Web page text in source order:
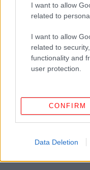
I want to allow
related to
I want to allow
related to
functionality and
user protection.
CONFIRM
Data Deletion
παρών και
αναπάντητη από
προεδρίας του
ανακοινώσει την
Ο άλλοτε στενός
εξαπολύοντας
υπουργού
της μεσαίας